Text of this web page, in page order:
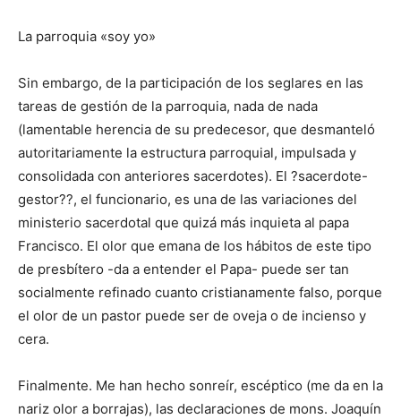
La parroquia «soy yo»
Sin embargo, de la participación de los seglares en las
tareas de gestión de la parroquia, nada de nada
(lamentable herencia de su predecesor, que desmanteló
autoritariamente la estructura parroquial, impulsada y
consolidada con anteriores sacerdotes). El ?sacerdote-
gestor??, el funcionario, es una de las variaciones del
ministerio sacerdotal que quizá más inquieta al papa
Francisco. El olor que emana de los hábitos de este tipo
de presbítero -da a entender el Papa- puede ser tan
socialmente refinado cuanto cristianamente falso, porque
el olor de un pastor puede ser de oveja o de incienso y
cera.
Finalmente. Me han hecho sonreír, escéptico (me da en la
nariz olor a borrajas), las declaraciones de mons. Joaquín